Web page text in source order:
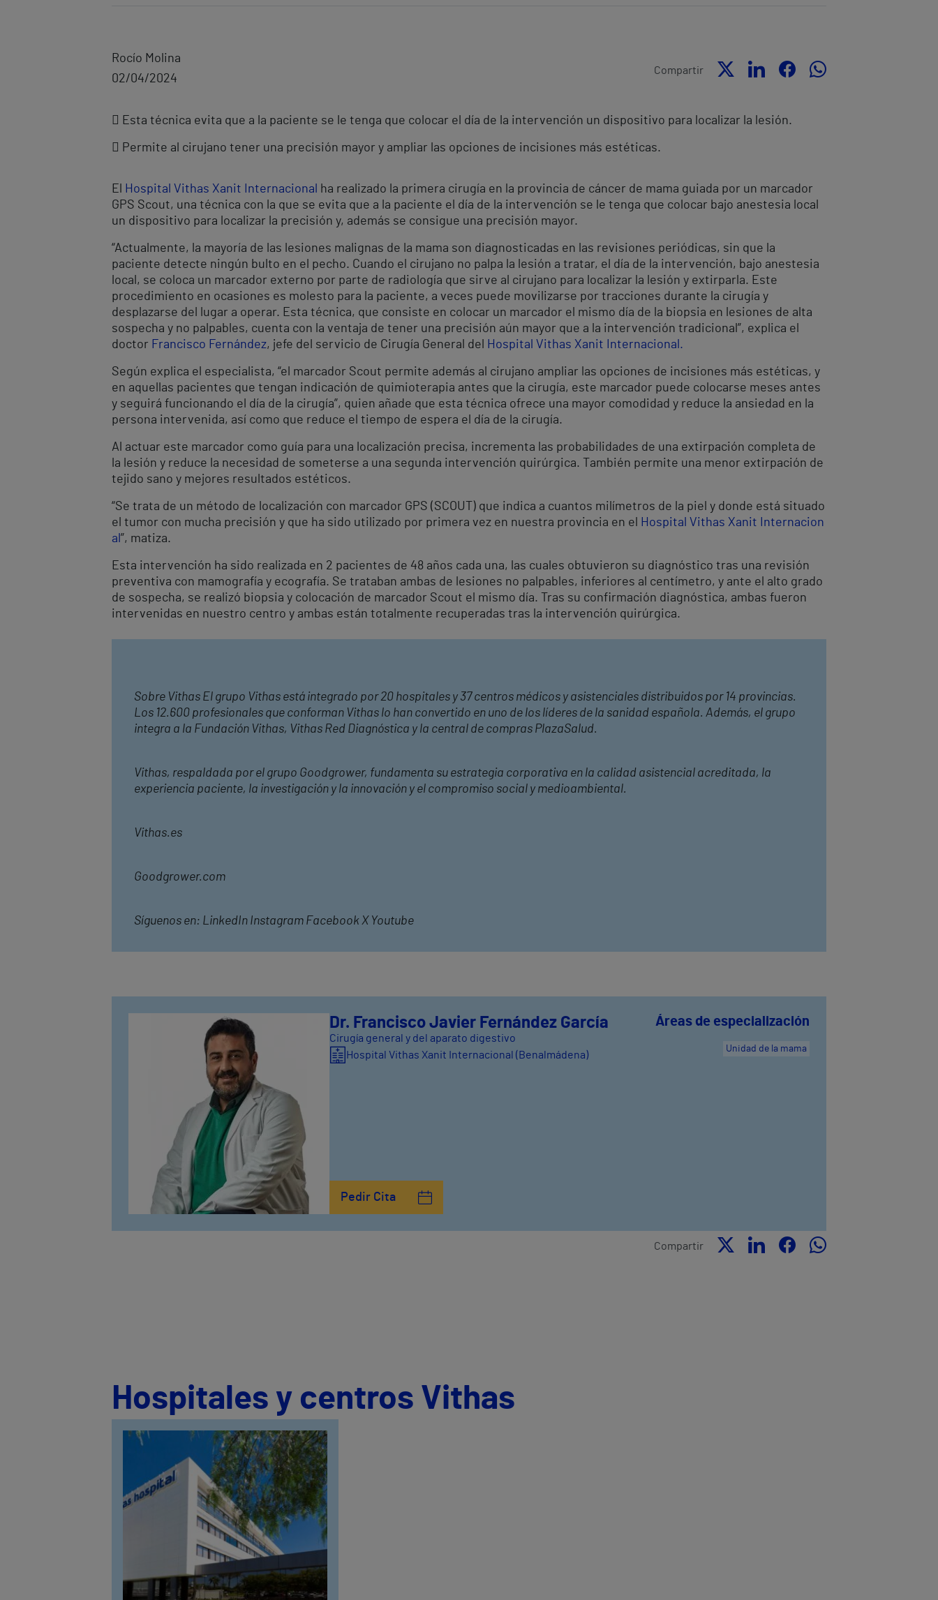
Rocío Molina
02/04/2024
Compartir
 Esta técnica evita que a la paciente se le tenga que colocar el día de la intervención un dispositivo para localizar la lesión.
 Permite al cirujano tener una precisión mayor y ampliar las opciones de incisiones más estéticas.
El Hospital Vithas Xanit Internacional
ha realizado la primera cirugía en la provincia de cáncer de mama guiada por un marcador
GPS Scout, una técnica con la que se evita que a la paciente el día de la intervención se le tenga que colocar bajo anestesia local
un dispositivo para localizar la precisión y, además se consigue una precisión mayor.
“Actualmente, la mayoría de las lesiones malignas de la mama son diagnosticadas en las revisiones periódicas, sin que la
paciente detecte ningún bulto en el pecho. Cuando el cirujano no palpa la lesión a tratar, el día de la intervención, bajo anestesia
local, se coloca un marcador externo por parte de radiología que sirve al cirujano para localizar la lesión y extirparla. Este
procedimiento en ocasiones es molesto para la paciente, a veces puede movilizarse por tracciones durante la cirugía y
desplazarse del lugar a operar. Esta técnica, que consiste en colocar un marcador el mismo día de la biopsia en lesiones de alta
sospecha y no palpables, cuenta con la ventaja de tener una precisión aún mayor que a la intervención tradicional”, explica el
doctor Francisco Fernández, jefe del servicio de Cirugía General del Hospital Vithas Xanit Internacional.
Según explica el especialista, “el marcador Scout permite además al cirujano ampliar las opciones de incisiones más estéticas, y
en aquellas pacientes que tengan indicación de quimioterapia antes que la cirugía, este marcador puede colocarse meses antes
y seguirá funcionando el día de la cirugía”, quien añade que esta técnica ofrece una mayor comodidad y reduce la ansiedad en la
persona intervenida, así como que reduce el tiempo de espera el día de la cirugía.
Al actuar este marcador como guía para una localización precisa, incrementa las probabilidades de una extirpación completa de
la lesión y reduce la necesidad de someterse a una segunda intervención quirúrgica. También permite una menor extirpación de
tejido sano y mejores resultados estéticos.
“Se trata de un método de localización con marcador GPS (SCOUT) que indica a cuantos milímetros de la piel y donde está situado
el tumor con mucha precisión y que ha sido utilizado por primera vez en nuestra provincia en el
Hospital Vithas Xanit Internacion
al ”, matiza.
Esta intervención ha sido realizada en 2 pacientes de 48 años cada una, las cuales obtuvieron su diagnóstico tras una revisión
preventiva con mamografía y ecografía. Se trataban ambas de lesiones no palpables, inferiores al centímetro, y ante el alto grado
de sospecha, se realizó biopsia y colocación de marcador Scout el mismo día. Tras su confirmación diagnóstica, ambas fueron
intervenidas en nuestro centro y ambas están totalmente recuperadas tras la intervención quirúrgica.
Sobre Vithas El grupo Vithas está integrado por 20 hospitales y 37 centros médicos y asistenciales distribuidos por 14 provincias.
Los 12.600 profesionales que conforman Vithas lo han convertido en uno de los líderes de la sanidad española. Además, el grupo
integra a la Fundación Vithas, Vithas Red Diagnóstica y la central de compras PlazaSalud.
Vithas, respaldada por el grupo Goodgrower, fundamenta su estrategia corporativa en la calidad asistencial acreditada, la
experiencia paciente, la investigación y la innovación y el compromiso social y medioambiental.
Vithas.es
Goodgrower.com
Síguenos en: LinkedIn Instagram Facebook X Youtube
Dr. Francisco Javier Fernández García
Cirugía general y del aparato digestivo
Hospital Vithas Xanit Internacional (Benalmádena)
Pedir Cita
Áreas de especialización
Unidad de la mama
Compartir
Hospitales y centros Vithas